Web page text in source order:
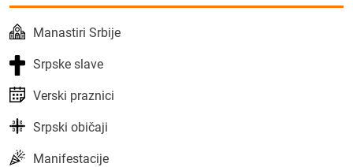
Manastiri Srbije
Srpske slave
Verski praznici
Srpski običaji
Manifestacije